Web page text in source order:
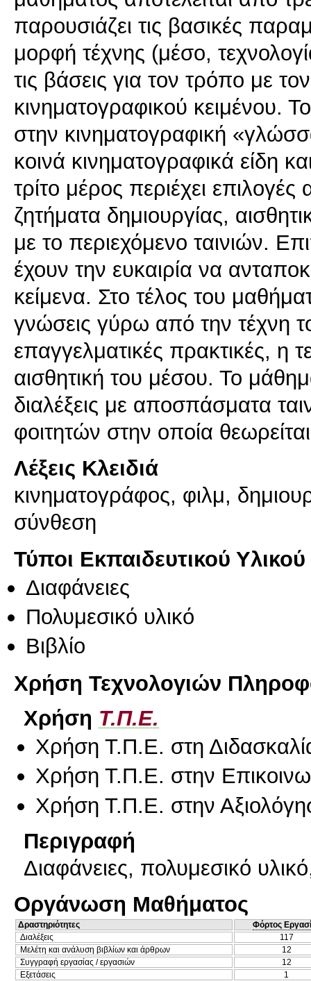
παρουσιάζει τις βασικές
μορφή τέχνης (μέσο,
τις βάσεις για τον τρόπο με
κινηματογραφικού κειμένου.
στην κινηματογραφική
κοινά κινηματογραφικά είδη
τρίτο μέρος περιέχει
ζητήματα δημιουργίας,
με το περιεχόμενο ταινιών.
έχουν την ευκαιρία να
κείμενα. Στο τέλος του
γνώσεις γύρω από την τέχνη
επαγγελματικές πρακτικές, η
αισθητική του μέσου. Το
διαλέξεις με αποσπάσματα
φοιτητών στην οποία
Λέξεις Κλειδιά
κινηματογράφος, φιλμ,
σύνθεση
Τύποι Εκπαιδευτικού Υλικού
Διαφάνειες
Πολυμεσικό υλικό
Βιβλίο
Χρήση Τεχνολογιών
Χρήση Τ.Π.Ε.
Χρήση Τ.Π.Ε. στη
Χρήση Τ.Π.Ε. στην
Χρήση Τ.Π.Ε. στην
Περιγραφή
Διαφάνειες, πολυμεσικό
Οργάνωση Μαθήματος
Δραστηριότητες
Φόρτος
Διαλέξεις
117
Μελέτη και ανάλυση βιβλίων και άρθρων
12
Συγγραφή εργασίας / εργασιών
12
Εξετάσεις
1